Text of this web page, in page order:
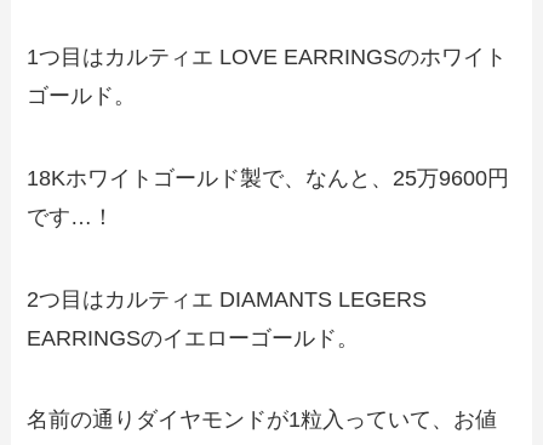
1つ目はカルティエ LOVE EARRINGSのホワイト
ゴールド。
18Kホワイトゴールド製で、なんと、25万9600円
です…！
2つ目はカルティエ DIAMANTS LEGERS
EARRINGSのイエローゴールド。
名前の通りダイヤモンドが1粒入っていて、お値